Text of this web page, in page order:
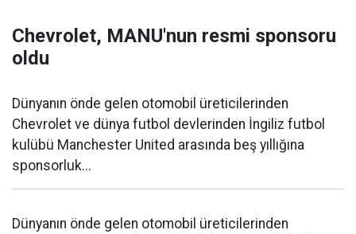
Chevrolet, MANU'nun resmi sponsoru
oldu
Dünyanın önde gelen otomobil üreticilerinden
Chevrolet ve dünya futbol devlerinden İngiliz futbol
kulübü Manchester United arasında beş yıllığına
sponsorluk...
Dünyanın önde gelen otomobil üreticilerinden